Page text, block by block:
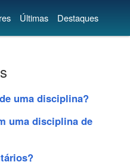
Últimas Destaques
uma disciplina?
uma disciplina de